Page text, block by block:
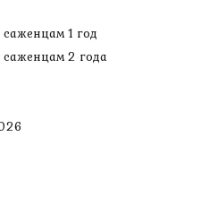
1 год
2 года